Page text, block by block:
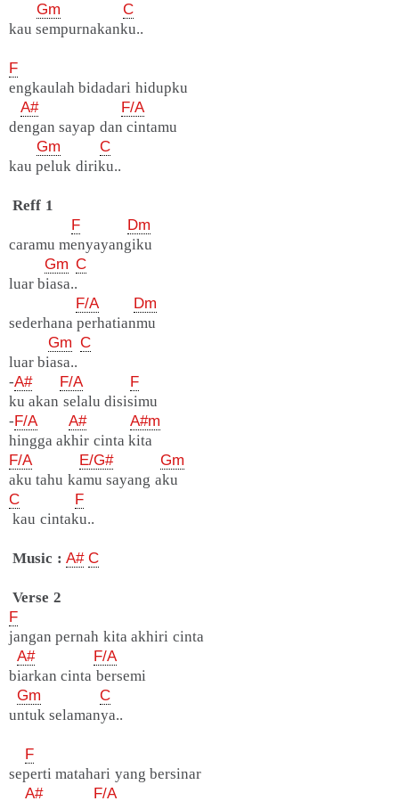
Gm
C
kau sempurnakanku..
F
engkaulah bidadari hidupku
A#
F/A
dengan sayap dan cintamu
Gm
C
kau peluk diriku..
Reff 1
F
Dm
caramu menyayangiku
Gm C
luar biasa..
F/A
Dm
sederhana perhatianmu
Gm C
luar biasa..
-A# F/A
F
ku akan selalu disisimu
-F/A A#
A#m
hingga akhir cinta kita
F/A
E/G#
Gm
aku tahu kamu sayang aku
C
F
kau cintaku..
Music : A# C
Verse 2
F
jangan pernah kita akhiri cinta
A#
F/A
biarkan cinta bersemi
Gm
C
untuk selamanya..
F
seperti matahari yang bersinar
A#
F/A